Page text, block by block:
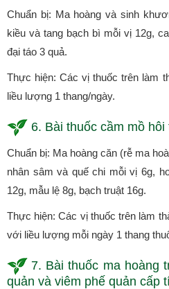
Chuẩn bị: Ma hoàng và sinh
kiều và tang bạch bì mỗi vị 12g,
đại táo 3 quả.
Thực hiện: Các vị thuốc trên làm
liều lượng 1 thang/ngày.
6. Bài thuốc cầm mồ
Chuẩn bị: Ma hoàng căn (rễ ma
nhân sâm và quế chi mỗi vị 6g,
12g, mẫu lệ 8g, bạch truật 16g.
Thực hiện: Các vị thuốc trên làm
với liều lượng mỗi ngày 1 thang
7. Bài thuốc ma hoàng
quản và viêm phế quản cấp